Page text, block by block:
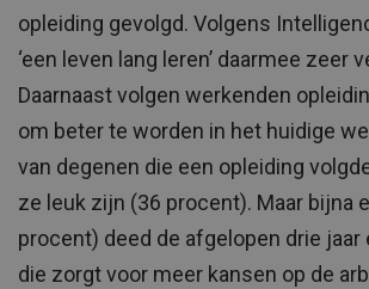
opleiding gevolgd. Volgens
‘een leven lang leren’ daarmee zeer
Daarnaast volgen werkenden
om beter te worden in het huidige
van degenen die een opleiding
ze leuk zijn (36 procent). Maar bijna
procent) deed de afgelopen drie jaar
die zorgt voor meer kansen op de